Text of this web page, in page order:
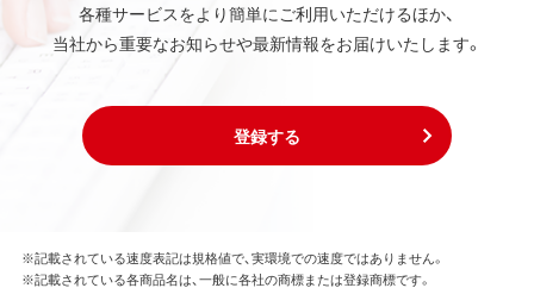
各種サービスをより簡単にご利用いただけるほか、
当社から重要なお知らせや最新情報をお届けいたします。
登録する
※記載されている速度表記は規格値で、実環境での速度ではありません。
※記載されている各商品名は、一般に各社の商標または登録商標です。